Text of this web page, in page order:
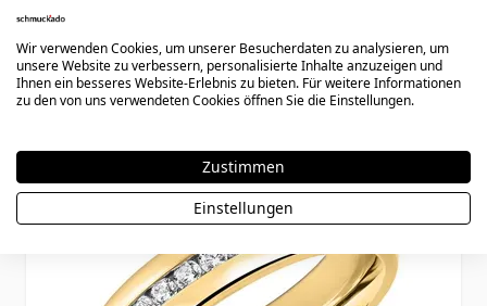
Press to skip carousel
Wir verwenden Cookies, um unserer Besucherdaten zu analysieren, um
unsere Website zu verbessern, personalisierte Inhalte anzuzeigen und
Ihnen ein besseres Website-Erlebnis zu bieten. Für weitere Informationen
zu den von uns verwendeten Cookies öffnen Sie die Einstellungen.
Zustimmen
Einstellungen